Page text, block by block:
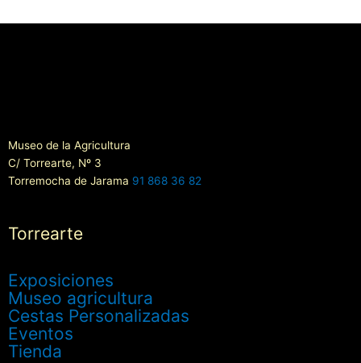
Museo de la Agricultura
C/ Torrearte, Nº 3
Torremocha de Jarama 91 868 36 82
Torrearte
Exposiciones
Museo agricultura
Cestas Personalizadas
Eventos
Tienda